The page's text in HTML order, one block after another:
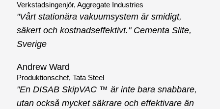
Verkstadsingenjör, Aggregate Industries
"Vårt stationära vakuumsystem är smidigt,
säkert och kostnadseffektivt." Cementa Slite,
Sverige
Andrew Ward
Produktionschef, Tata Steel
"En DISAB SkipVAC ™ är inte bara snabbare,
utan också mycket säkrare och effektivare än